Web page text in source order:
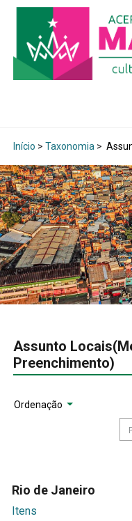
Início > Taxonomia >
Assunto
Preenchimento)
Ordenação
Rio de Janeiro
Itens